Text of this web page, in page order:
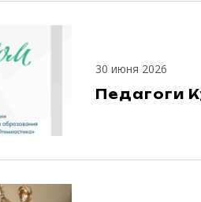
30 июня 2026
Педагоги